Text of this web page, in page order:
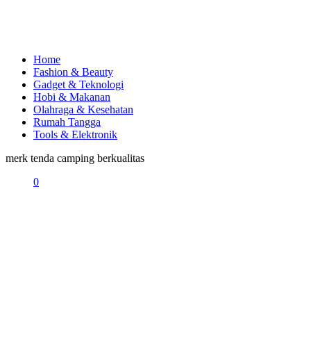
Home
Fashion & Beauty
Gadget & Teknologi
Hobi & Makanan
Olahraga & Kesehatan
Rumah Tangga
Tools & Elektronik
merk tenda camping berkualitas
0